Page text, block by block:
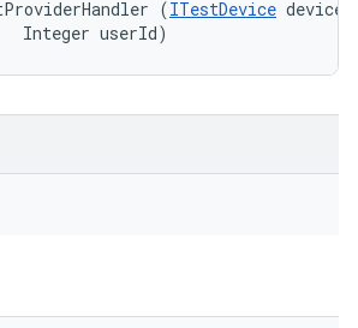
(ITestDevice
Integer userId)